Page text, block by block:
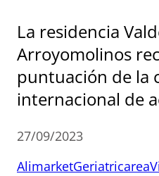
La residencia
Arroyomolinos
puntuación de la
internacional de
27/09/2023
AlimarketGeriatricarea